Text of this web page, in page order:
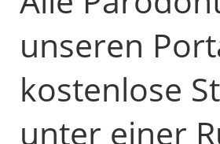
unseren
kostenlose
unter einer